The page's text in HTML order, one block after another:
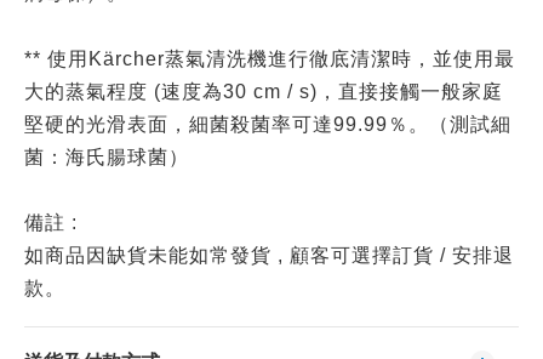
** 使用Kärcher蒸氣清洗機進行徹底清潔時，並使用最
大的蒸氣程度 (速度為30 cm / s)，直接接觸一般家庭
堅硬的光滑表面，細菌殺菌率可達99.99％。（測試細
菌：海氏腸球菌）
備註 :
如商品因缺貨未能如常發貨 , 顧客可選擇訂貨 / 安排退
款。